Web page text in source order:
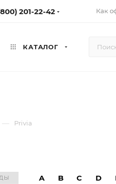
201-22-42 Как
КАТАЛОГ
— Privia
A B C D